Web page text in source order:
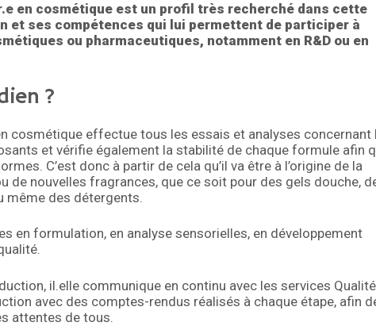
en cosmétique est un profil très recherché dans cette
et ses compétences qui lui permettent de participer à
ou pharmaceutiques, notamment en R&D ou en
?
cosmétique effectue tous les essais et analyses concernant
et vérifie également la stabilité de chaque formule afin
C’est donc à partir de cela qu’il va être à l’origine de la
de nouvelles fragrances, que ce soit pour des gels douche,
même des détergents.
en formulation, en analyse sensorielles, en développement
il.elle communique en continu avec les services
avec des comptes-rendus réalisés à chaque étape, afin
attentes de tous.